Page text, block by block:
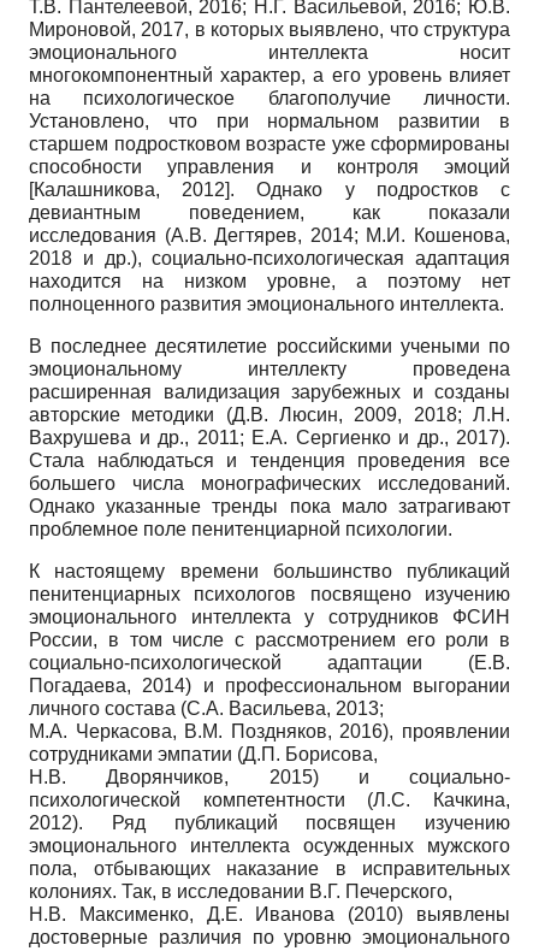
Т.В. Пантелеевой, 2016; Н.Г. Васильевой, 2016; Ю.В.
Мироновой, 2017, в которых выявлено, что структура
эмоционального интеллекта носит
многокомпонентный характер, а его уровень влияет
на психологическое благополучие личности.
Установлено, что при нормальном развитии в
старшем подростковом возрасте уже сформированы
способности управления и контроля эмоций
[Калашникова, 2012]. Однако у подростков с
девиантным поведением, как показали
исследования (А.В. Дегтярев, 2014; М.И. Кошенова,
2018 и др.), социально-психологическая адаптация
находится на низком уровне, а поэтому нет
полноценного развития эмоционального интеллекта.
В последнее десятилетие российскими учеными по
эмоциональному интеллекту проведена
расширенная валидизация зарубежных и созданы
авторские методики (Д.В. Люсин, 2009, 2018; Л.Н.
Вахрушева и др., 2011; Е.А. Сергиенко и др., 2017).
Стала наблюдаться и тенденция проведения все
большего числа монографических исследований.
Однако указанные тренды пока мало затрагивают
проблемное поле пенитенциарной психологии.
К настоящему времени большинство публикаций
пенитенциарных психологов посвящено изучению
эмоционального интеллекта у сотрудников ФСИН
России, в том числе с рассмотрением его роли в
социально-психологической адаптации (Е.В.
Погадаева, 2014) и профессиональном выгорании
личного состава (С.А. Васильева, 2013;
М.А. Черкасова, В.М. Поздняков, 2016), проявлении
сотрудниками эмпатии (Д.П. Борисова,
Н.В. Дворянчиков, 2015) и социально-
психологической компетентности (Л.С. Качкина,
2012). Ряд публикаций посвящен изучению
эмоционального интеллекта осужденных мужского
пола, отбывающих наказание в исправительных
колониях. Так, в исследовании В.Г. Печерского,
Н.В. Максименко, Д.Е. Иванова (2010) выявлены
достоверные различия по уровню эмоционального